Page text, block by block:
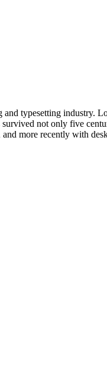
typesetting industry.
not only five
and more recently with